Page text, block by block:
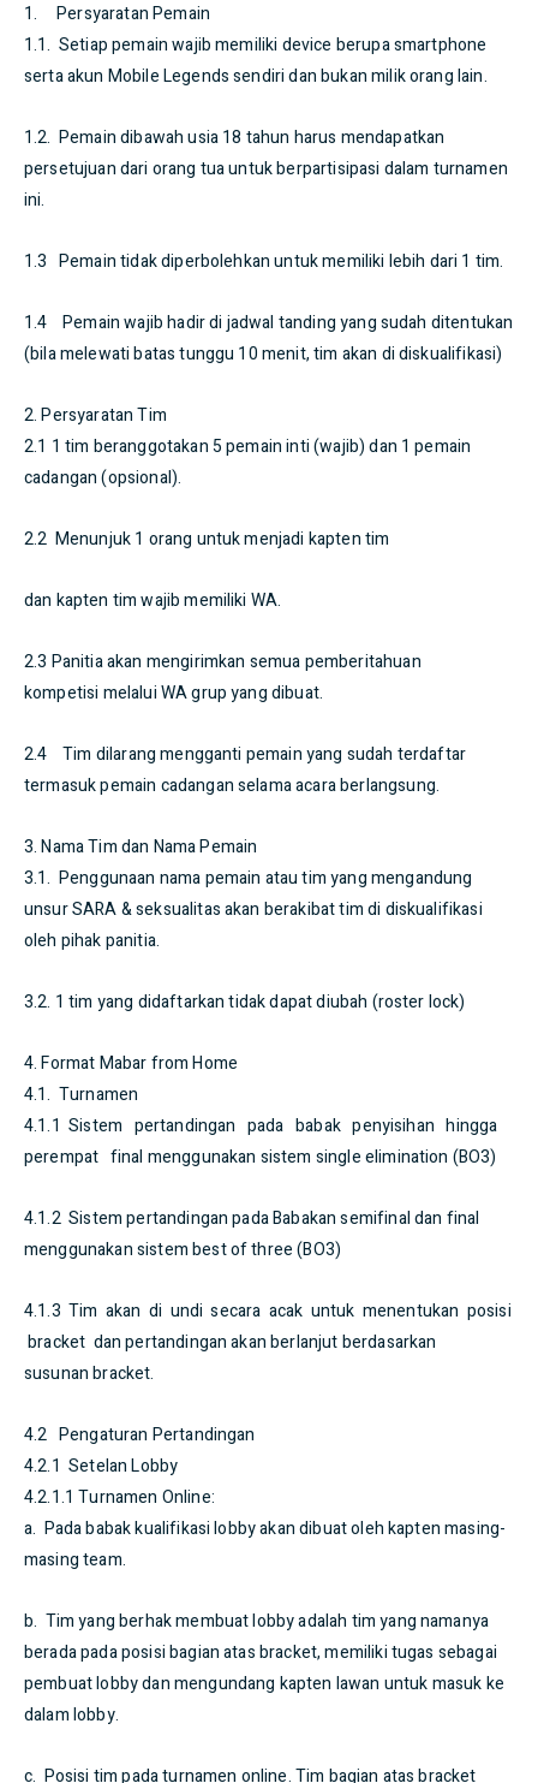
1. Persyaratan Pemain
1.1. Setiap pemain wajib memiliki device berupa smartphone
serta akun Mobile Legends sendiri dan bukan milik orang lain.
1.2. Pemain dibawah usia 18 tahun harus mendapatkan
persetujuan dari orang tua untuk berpartisipasi dalam turnamen
ini.
1.3 Pemain tidak diperbolehkan untuk memiliki lebih dari 1 tim.
1.4 Pemain wajib hadir di jadwal tanding yang sudah ditentukan
(bila melewati batas tunggu 10 menit, tim akan di diskualifikasi)
2. Persyaratan Tim
2.1 1 tim beranggotakan 5 pemain inti (wajib) dan 1 pemain
cadangan (opsional).
2.2 Menunjuk 1 orang untuk menjadi kapten tim
dan kapten tim wajib memiliki WA.
2.3 Panitia akan mengirimkan semua pemberitahuan
kompetisi melalui WA grup yang dibuat.
2.4 Tim dilarang mengganti pemain yang sudah terdaftar
termasuk pemain cadangan selama acara berlangsung.
3. Nama Tim dan Nama Pemain
3.1. Penggunaan nama pemain atau tim yang mengandung
unsur SARA & seksualitas akan berakibat tim di diskualifikasi
oleh pihak panitia.
3.2. 1 tim yang didaftarkan tidak dapat diubah (roster lock)
4. Format Mabar from Home
4.1. Turnamen
4.1.1 Sistem pertandingan pada babak penyisihan hingga
perempat final menggunakan sistem single elimination (BO3)
4.1.2 Sistem pertandingan pada Babakan semifinal dan final
menggunakan sistem best of three (BO3)
4.1.3 Tim akan di undi secara acak untuk menentukan posisi
bracket dan pertandingan akan berlanjut berdasarkan
susunan bracket.
4.2 Pengaturan Pertandingan
4.2.1 Setelan Lobby
4.2.1.1 Turnamen Online:
a. Pada babak kualifikasi lobby akan dibuat oleh kapten masing-
masing team.
b. Tim yang berhak membuat lobby adalah tim yang namanya
berada pada posisi bagian atas bracket, memiliki tugas sebagai
pembuat lobby dan mengundang kapten lawan untuk masuk ke
dalam lobby.
c. Posisi tim pada turnamen online. Tim bagian atas bracket